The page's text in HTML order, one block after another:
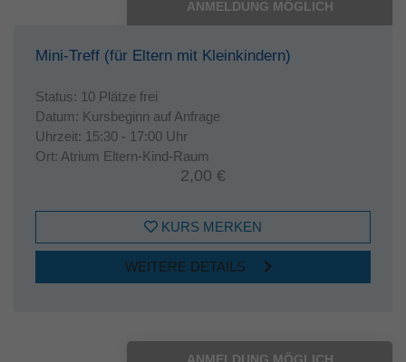
ANMELDUNG MÖGLICH
Mini-Treff (für Eltern mit Kleinkindern)
Status: 10 Plätze frei
Datum: Kursbeginn auf Anfrage
Uhrzeit: 15:30 - 17:00 Uhr
Ort: Atrium Eltern-Kind-Raum
2,00 €
KURS MERKEN
WEITERE DETAILS
ANMELDUNG MÖGLICH